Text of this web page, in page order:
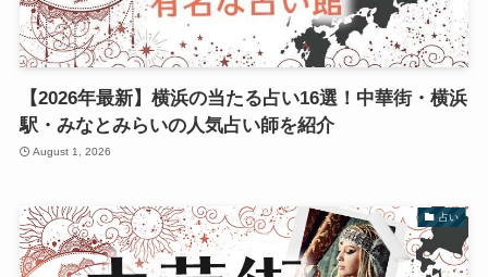
【2026年最新】横浜の当たる占い16選！中華街・横浜
駅・みなとみらいの人気占い師を紹介
August 1, 2026
占い